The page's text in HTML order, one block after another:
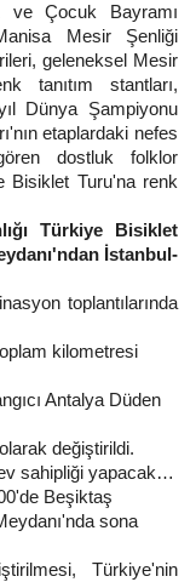
ve Çocuk Bayramı
Mesir Şenliği
geleneksel Mesir
tanıtım stantları,
Dünya Şampiyonu
etaplardaki nefes
dostluk folklor
Bisiklet Turu'na renk
Türkiye Bisiklet
İstanbul-
toplantılarında
kilometresi
Antalya Düden
değiştirildi.
sahipliği yapacak…
Beşiktaş
sona
Türkiye'nin